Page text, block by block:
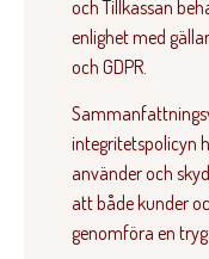
och Tillkassan
enlighet med
och GDPR.
integritetspolicyn
använder och
att både kunder
genomföra en